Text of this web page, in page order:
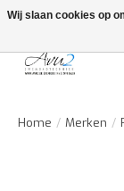
Home / Merken /
Wij slaan cookies op